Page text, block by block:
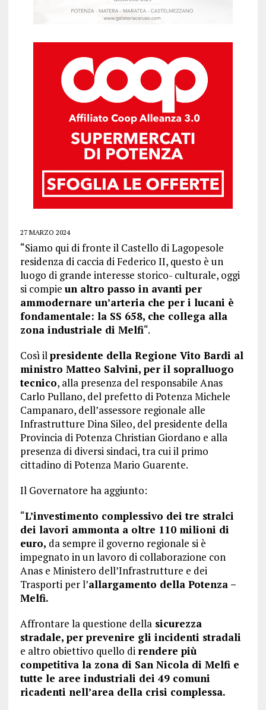
27 MARZO 2024
“Siamo qui di fronte il Castello di Lagopesole
residenza di caccia di Federico II, questo è un
luogo di grande interesse storico- culturale, oggi
si compie un altro passo in avanti per
ammodernare un’arteria che per i lucani è
fondamentale: la SS 658, che collega alla
zona industriale di Melfi“.
Così ilpresidente della Regione Vito Bardi al
ministro Matteo Salvini, per il sopralluogo
tecnico, alla presenza del responsabile Anas
Carlo Pullano, del prefetto di Potenza Michele
Campanaro, dell’assessore regionale alle
Infrastrutture Dina Sileo, del presidente della
Provincia di Potenza Christian Giordano e alla
presenza di diversi sindaci, tra cui il primo
cittadino di Potenza Mario Guarente.
Il Governatore ha aggiunto:
“L’investimento complessivo dei tre stralci
dei lavori ammonta a oltre 110 milioni di
euro, da sempre il governo regionale si è
impegnato in un lavoro di collaborazione con
Anas e Ministero dell’Infrastrutture e dei
Trasporti per l’allargamento della Potenza –
Melfi.
Affrontare la questione dellasicurezza
stradale, per prevenire gli incidenti stradali
e altro obiettivo quello di rendere più
competitiva la zona di San Nicola di Melfi e
tutte le aree industriali dei 49 comuni
ricadenti nell’area della crisi complessa.